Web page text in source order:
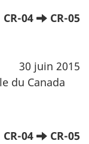
CR-04
CR-05
30 juin 2015
du Canada
CR-04
CR-05